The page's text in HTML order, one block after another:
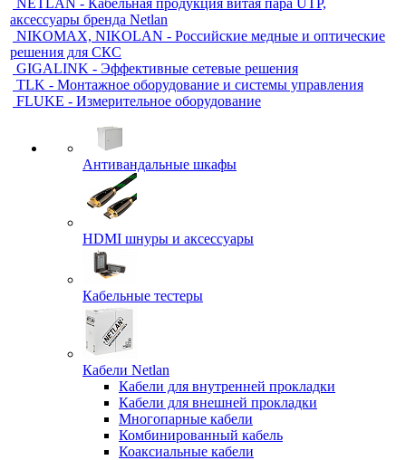
NETLAN - Кабельная продукция витая пара UTP,
аксессуары бренда Netlan
NIKOMAX, NIKOLAN - Российские медные и оптические
решения для СКС
GIGALINK - Эффективные сетевые решения
TLK - Монтажное оборудование и системы управления
FLUKE - Измерительное оборудование
Антивандальные шкафы
HDMI шнуры и аксессуары
Кабельные тестеры
Кабели Netlan
Кабели для внутренней прокладки
Кабели для внешней прокладки
Многопарные кабели
Комбинированный кабель
Коаксиальные кабели